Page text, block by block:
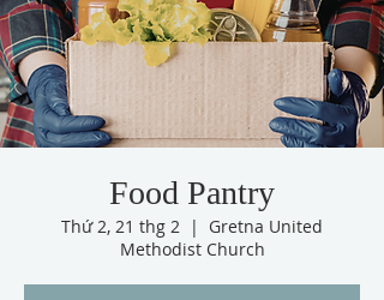
Food Pantry
Thứ 2, 21 thg 2
  |
Gretna United
Methodist Church